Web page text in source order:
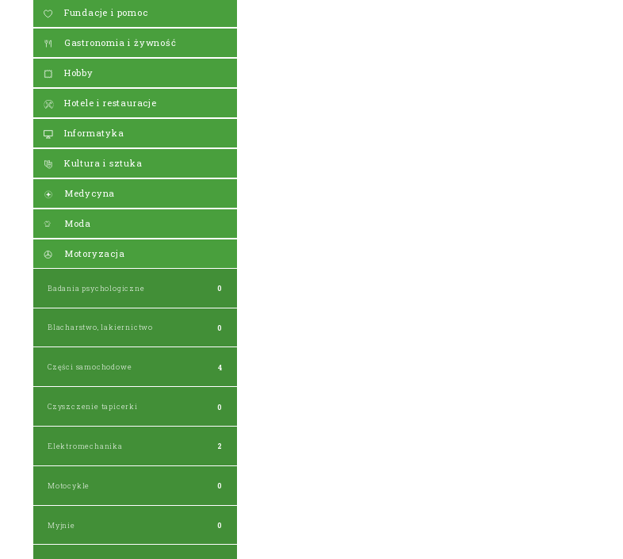
Fundacje i pomoc
Gastronomia i żywność
Hobby
Hotele i restauracje
Informatyka
Kultura i sztuka
Medycyna
Moda
Motoryzacja
Badania psychologiczne 0
Blacharstwo, lakiernictwo 0
Części samochodowe 4
Czyszczenie tapicerki 0
Elektromechanika 2
Motocykle 0
Myjnie 0